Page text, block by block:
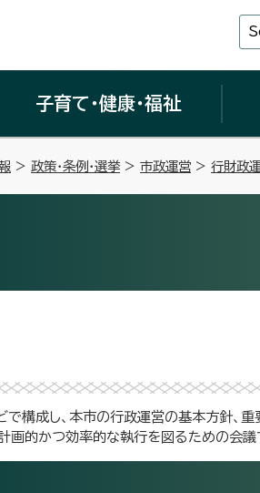
子育て・健康・福祉
> 政策・条例・選挙 > 市政運営 > 行財政
で構成し、本市の行政運営の基本方針
画的かつ効率的な執行を図るための会議